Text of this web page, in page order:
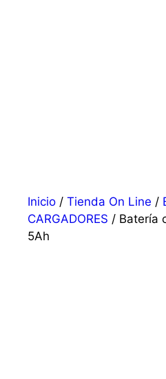
Inicio / Tienda On Line /
CARGADORES / Batería
5Ah